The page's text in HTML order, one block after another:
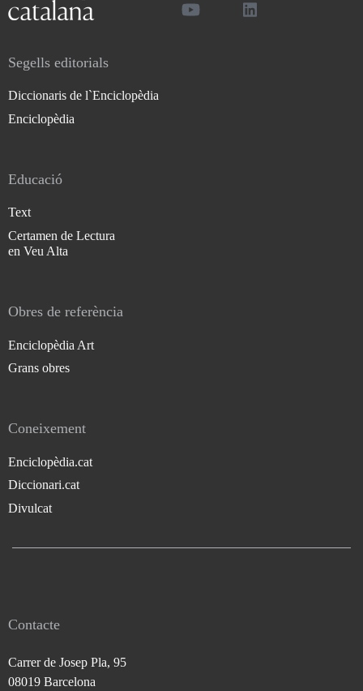
Segells editorials
Diccionaris de l`Enciclopèdia
Enciclopèdia
Educació
Text
Certamen de Lectura
en Veu Alta
Obres de referència
Enciclopèdia Art
Grans obres
Coneixement
Enciclopèdia.cat
Diccionari.cat
Divulcat
Contacte
Carrer de Josep Pla, 95
08019 Barcelona